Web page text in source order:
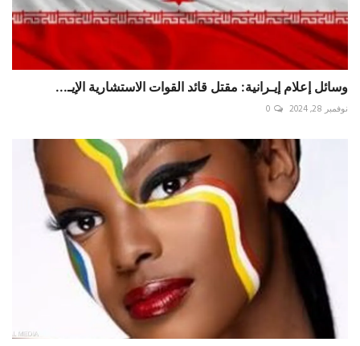
وسائل إعلام إيـرانية: مقتل قائد القوات الاستشارية الإيـ...
نوفمبر 28, 2024 0